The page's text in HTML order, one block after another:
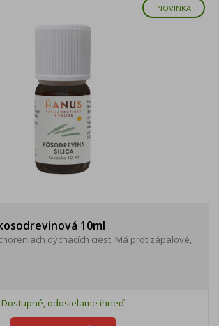
NOVINKA
10ml
dýchacích ciest. Má protizápalové,
Dostupné, odosielame ihneď